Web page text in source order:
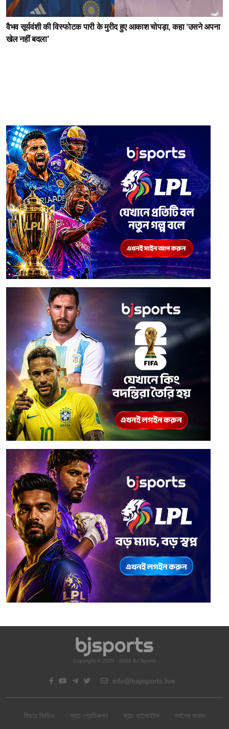
वैभव सूर्यवंशी की विस्फोटक पारी के मुरीद हुए आकाश चोपड़ा, कहा ‘उसने अपना
खेल नहीं बदला’
Copyright © 2020 - 2026 BJ Sports
info@bajisports.live
ফিচার ভিডিও ম্যাচ প্রেডিকশন ম্যাচ হাইলাইটস
সর্বশেষ সংবাদ